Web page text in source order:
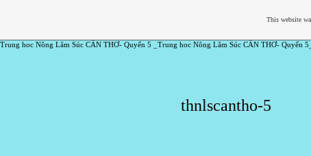
Trung hoc Nông Lâm Súc CẦN THƠ- Quyển 5 _Trung hoc Nông Lâm Súc CẦN THƠ-
thnlscantho-5
This website